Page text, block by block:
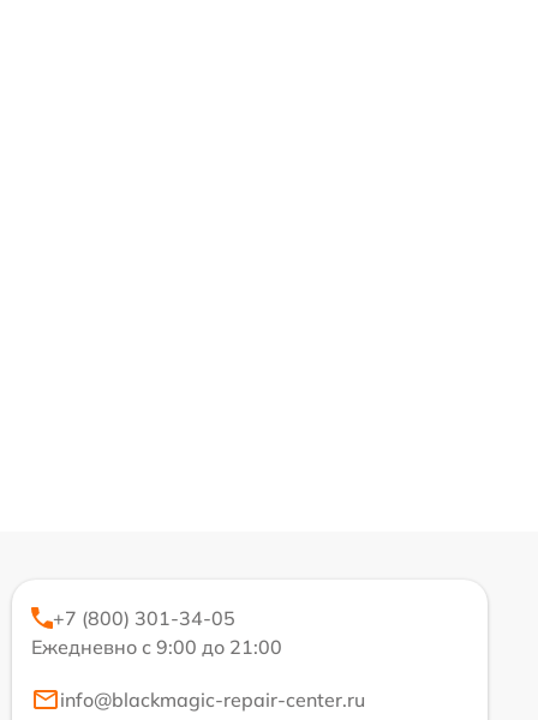
+7 (800) 301-34-05
Ежедневно с 9:00 до 21:00
info@blackmagic-repair-center.ru